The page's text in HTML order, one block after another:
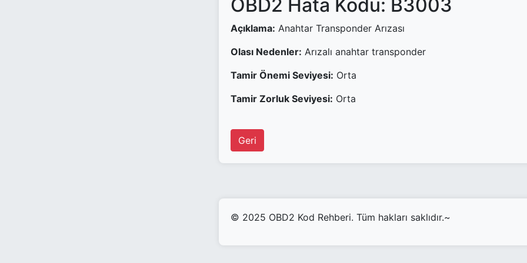
OBD2 Hata Kodu: B3003
Açıklama: Anahtar Transponder Arızası
Olası Nedenler: Arızalı anahtar transponder
Tamir Önemi Seviyesi: Orta
Tamir Zorluk Seviyesi: Orta
Geri
© 2025 OBD2 Kod Rehberi. Tüm hakları saklıdır.~